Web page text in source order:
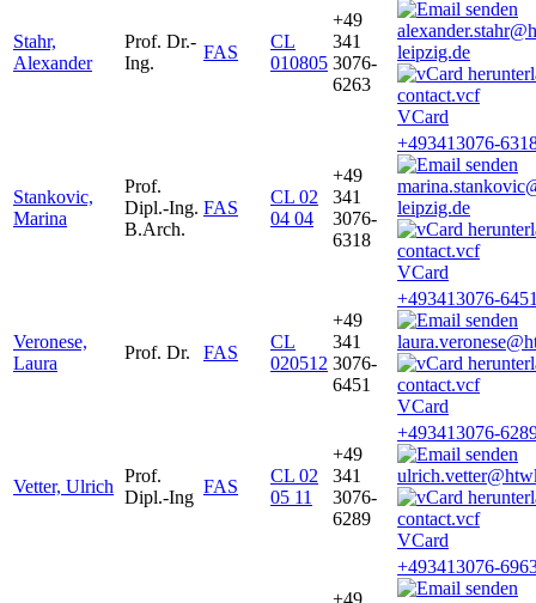
Stahr,
Alexander
Prof. Dr.-
Ing.
FAS
CL
010805
+49
341
3076-
6263
leipzig.de
VCard
Stankovic,
Marina
Prof.
Dipl.-Ing.
B.Arch.
FAS
CL 02
04 04
+49
341
3076-
6318
+493413076-
leipzig.de
VCard
Veronese,
Laura
Prof. Dr. FAS
CL
020512
+49
341
3076-
6451
+493413076-
VCard
Vetter, Ulrich
Prof.
Dipl.-Ing
FAS
CL 02
05 11
+49
341
3076-
6289
+493413076-
VCard
+493413076-